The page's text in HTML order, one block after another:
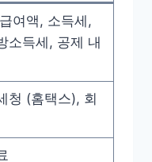
여액, 소득세,
소득세, 공제 내
청 (홈택스), 회